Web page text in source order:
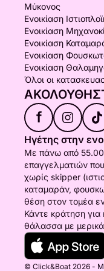
Μύκονος
Ενοικίαση
Ενοικίαση
Ενοικίαση
Ενοικίαση
Ενοικίαση
Όλοι οι
f
Ηγέτης στην
Με πάνω από
επαγγελματιών που
χωρίς skipper
καταμαράν,
θέση στον τομέα
Κάντε κράτηση
θάλασσα με
© Click&Boat 2026 -